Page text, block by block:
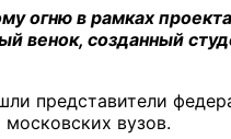
огню в рамках
венок, созданный
представители
вузов.